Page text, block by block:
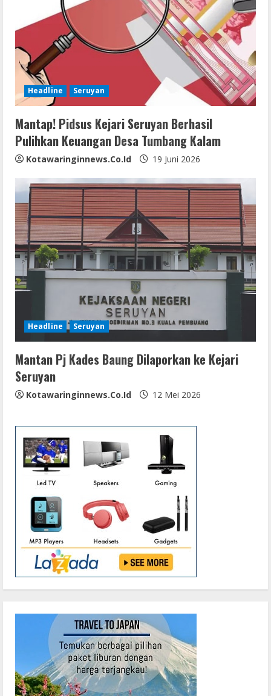
Headline Seruyan
Mantap! Pidsus Kejari Seruyan Berhasil
Pulihkan Keuangan Desa Tumbang Kalam
Kotawaringinnews.co.id 19 Juni 2026
Headline Seruyan
Mantan Pj Kades Baung Dilaporkan ke Kejari
Seruyan
Kotawaringinnews.co.id 12 Mei 2026